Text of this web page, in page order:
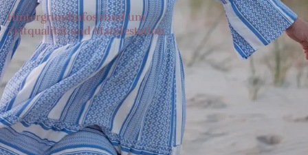
Hintergrundinfos rund um
Zeitqualität und Manifestation